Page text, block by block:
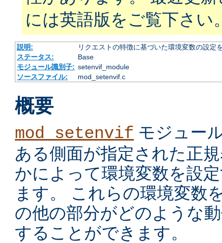
には英語版をご覧下さい
説明:
リクエストの特徴に基づいた環境変数の設定
ステータス:
Base
モジュール識別子: setenvif_module
ソースファイル:
mod_setenvif.c
概要
mod_setenvif モジュー
ある側面が指定された正
かによって環境変数を設
ます。 これらの環境変数
の他の部分がどのような
することができます。